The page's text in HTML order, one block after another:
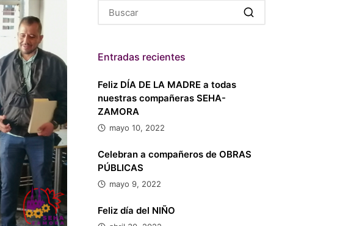
Entradas recientes
Feliz DÍA DE LA MADRE a todas
nuestras compañeras SEHA-
ZAMORA
mayo 10, 2022
Celebran a compañeros de OBRAS
PÚBLICAS
mayo 9, 2022
Feliz día del NIÑO